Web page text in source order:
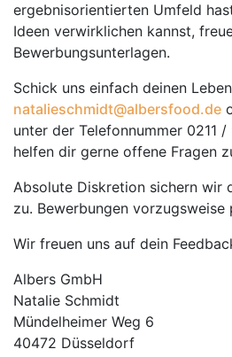
er­geb­nis­o­ri­en­tier­ten Um­feld
Ideen ver­wirk­li­chen kannst,
Be­wer­bungs­un­ter­la­gen.
Schick uns ein­fach dei­nen
natalieschmidt@albersfood.de
un­ter der Te­le­fon­num­mer 0211
hel­fen dir ger­ne of­fe­ne Fra­gen
Ab­so­lu­te Dis­kre­ti­on si­chern wir
zu. Be­wer­bun­gen vor­zugs­wei­se
Wir freu­en uns auf dein
Albers GmbH
Natalie Schmidt
Mündelheimer Weg 6
40472 Düsseldorf